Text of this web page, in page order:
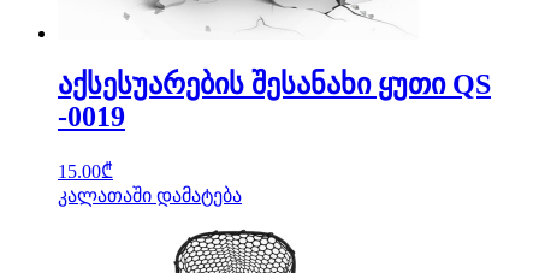
აქსესუარების შესანახი ყუთი QS
-0019
15.00₾
კალათაში დამატება